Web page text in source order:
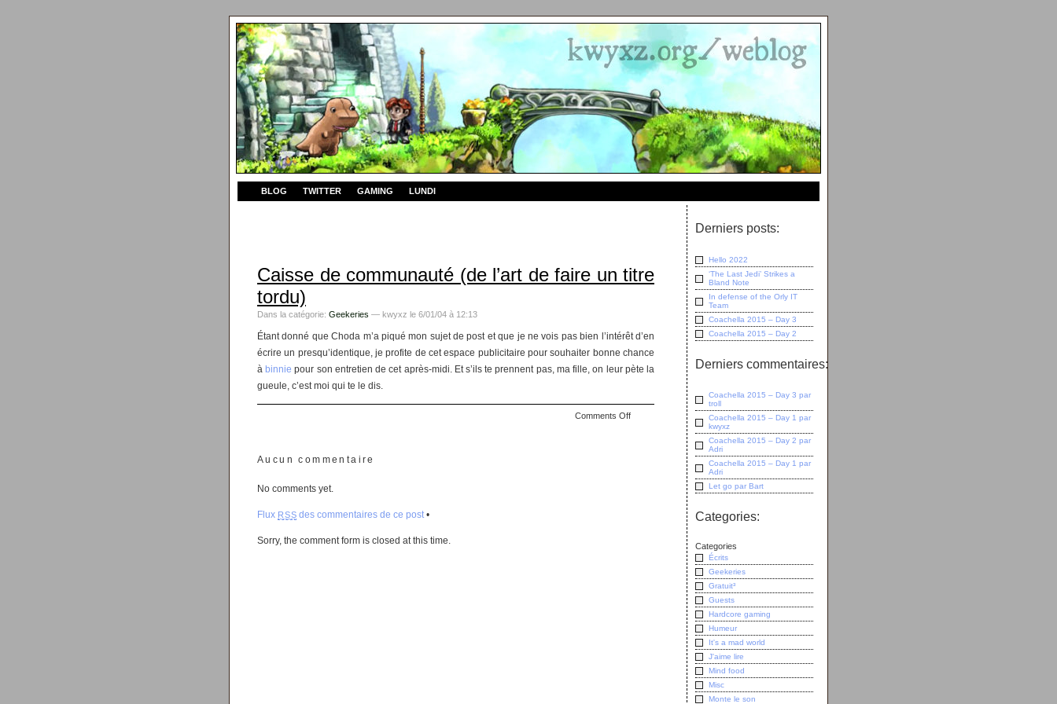
BLOG TWITTER GAMING LUNDI
Caisse de communauté (de l’art de faire un titre
tordu)
Dans la catégorie: Geekeries — kwyxz le 6/01/04 à 12:13
Étant donné que Choda m’a piqué mon sujet de post et que je ne vois pas bien l’intérêt d’en
écrire un presqu’identique, je profite de cet espace publicitaire pour souhaiter bonne chance
à binnie pour son entretien de cet après-midi. Et s’ils te prennent pas, ma fille, on leur pète la
gueule, c’est moi qui te le dis.
Comments Offon
Aucun commentaire
No comments yet.
Flux RSS des commentaires de ce post•
Sorry, the comment form is closed at this time.
Derniers posts:
Hello 2022
‘The Last Jedi’ Strikes a
Bland Note
In defense of the Orly IT
Team
Coachella 2015 – Day 3
Coachella 2015 – Day 2
Derniers commentaires:
Coachella 2015 – Day 3 par
troll
Coachella 2015 – Day 1 par
kwyxz
Coachella 2015 – Day 2 par
Adri
Coachella 2015 – Day 1 par
Adri
Let go par Bart
Categories:
Categories
Écrits
Geekeries
Gratuit³
Guests
Hardcore gaming
Humeur
It's a mad world
J'aime lire
Mind food
Misc
Monte le son